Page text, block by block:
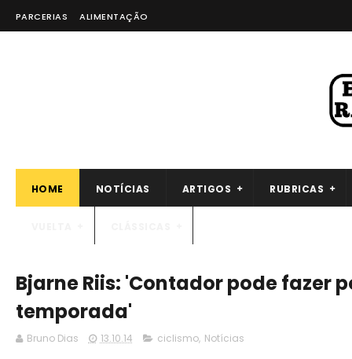
PARCERIAS ALIMENTAÇÃO
HOME NOTÍCIAS ARTIGOS RUBRICAS
Bjarne Riis: 'Contador pode fazer
temporada'
Bruno Dias 13.10.14 ciclismo, Notícias